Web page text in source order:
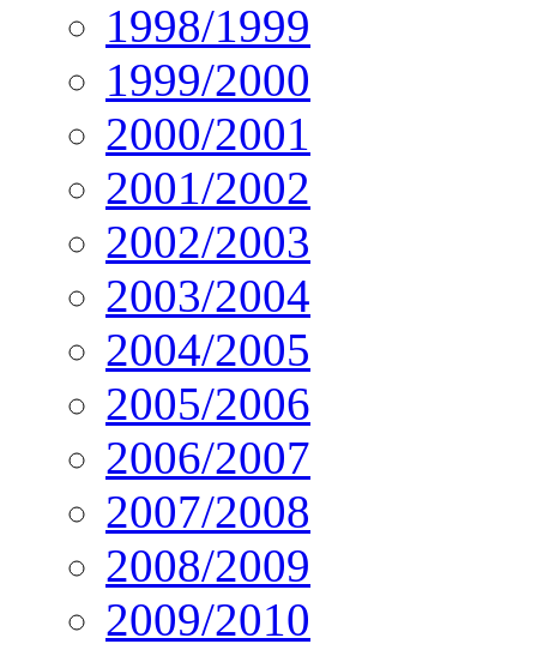
1998/1999
1999/2000
2000/2001
2001/2002
2002/2003
2003/2004
2004/2005
2005/2006
2006/2007
2007/2008
2008/2009
2009/2010